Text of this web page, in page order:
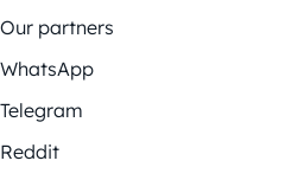
Our partners
WhatsApp
Telegram
Reddit